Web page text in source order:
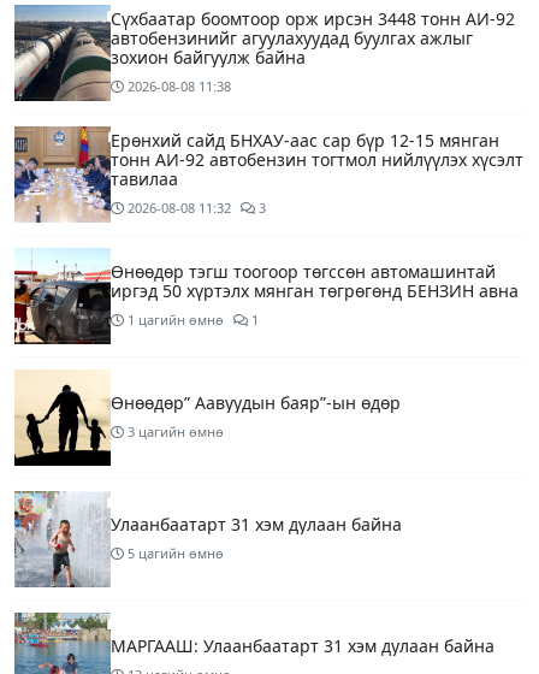
Сүхбаатар боомтоор орж ирсэн 3448 тонн АИ-92
автобензинийг агуулахуудад буулгах ажлыг
зохион байгуулж байна
2026-08-08 11:38
Ерөнхий сайд БНХАУ-аас сар бүр 12-15 мянган
тонн АИ-92 автобензин тогтмол нийлүүлэх хүсэлт
тавилаа
2026-08-08 11:32 3
Өнөөдөр тэгш тоогоор төгссөн автомашинтай
иргэд 50 хүртэлх мянган төгрөгөнд БЕНЗИН авна
1 цагийн өмнө 1
Өнөөдөр” Аавуудын баяр”-ын өдөр
3 цагийн өмнө
Улаанбаатарт 31 хэм дулаан байна
5 цагийн өмнө
МАРГААШ: Улаанбаатарт 31 хэм дулаан байна